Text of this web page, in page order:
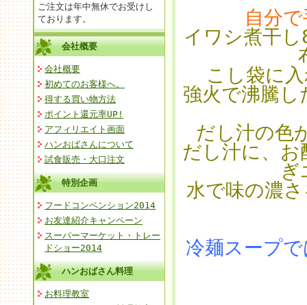
ご注文は年中無休でお受けし
ております。
会社概要
会社概要
初めてのお客様へ。
得する買い物方法
ポイント還元率UP!
アフィリエイト画面
ハンおばさんについて
試食販売・大口注文
特別企画
フードコンベンション2014
お友達紹介キャンペーン
スーパーマーケット・トレー
ドショー2014
ハンおばさん料理
お料理教室
自分
イワシ煮干
こし袋に
強火で沸騰
だし汁の色
だし汁に、
ぎ
水で味の濃
冷麺スープ